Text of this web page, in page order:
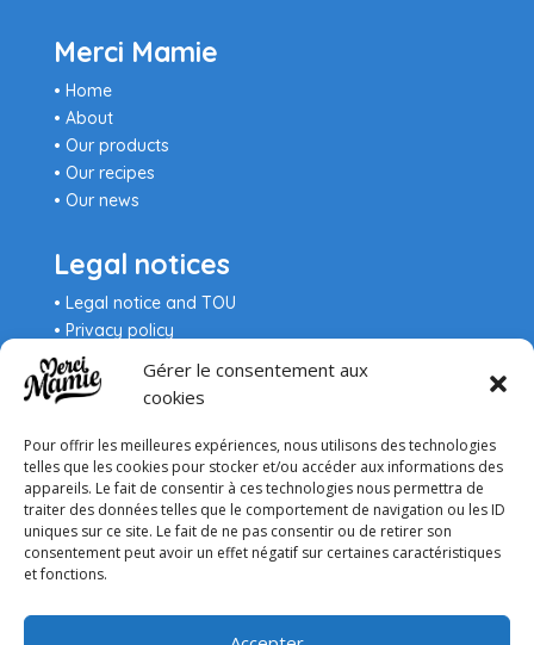
Gérer le consentement aux
cookies
Pour offrir les meilleures expériences, nous utilisons des technologies
telles que les cookies pour stocker et/ou accéder aux informations des
appareils. Le fait de consentir à ces technologies nous permettra de
traiter des données telles que le comportement de navigation ou les ID
uniques sur ce site. Le fait de ne pas consentir ou de retirer son
consentement peut avoir un effet négatif sur certaines caractéristiques
et fonctions.
Merci Mamie
• Home
• About
• Our products
• Our recipes
• Our news
Legal notices
• Legal notice and TOU
• Privacy policy
•Manage cookies
•Health notices